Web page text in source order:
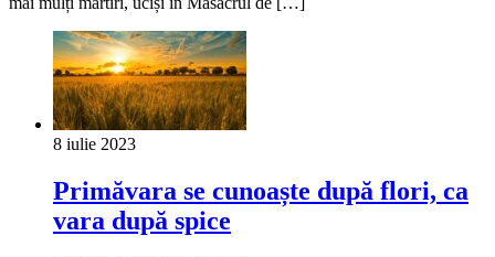
8 iulie 2023
Primăvara se cunoaște după flori, ca
vara după spice